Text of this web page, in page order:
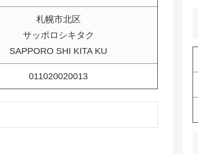
札幌市北区
サッポロシキタク
SAPPORO SHI KITA KU
011020020013